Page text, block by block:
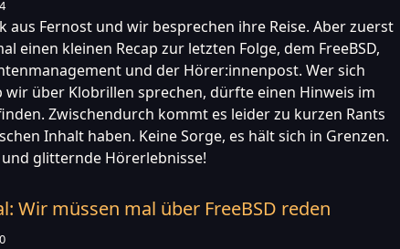
aus Fernost und wir besprechen ihre Reise. Aber zuerst
einen kleinen Recap zur letzten Folge, dem FreeBSD,
und der Hörer:innenpost. Wer sich
über Klobrillen sprechen, dürfte einen Hinweis im
Zwischendurch kommt es leider zu kurzen Rants
Inhalt haben. Keine Sorge, es hält sich in Grenzen.
glitternde Hörerlebnisse!
Wir müssen mal über FreeBSD reden